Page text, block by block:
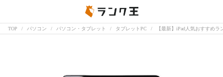
TOP パソコン パソコン・タブレット タブレットPC 【最新】iPad人気おすすめ